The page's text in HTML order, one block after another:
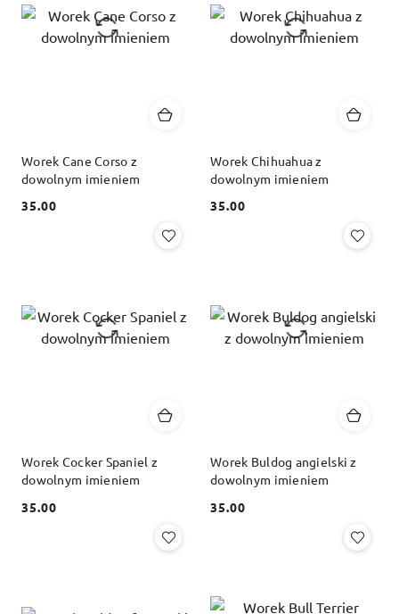
Worek Cane Corso z
dowolnym imieniem
Cena:
35.00
Worek Chihuahua z
dowolnym imieniem
Cena:
35.00
Worek Cocker Spaniel z
dowolnym imieniem
Cena:
35.00
Worek Buldog angielski z
dowolnym imieniem
Cena:
35.00